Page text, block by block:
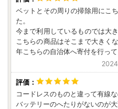
ベットとその周りの掃除用にこ
た。
今まで利用しているものでは大
こちらの商品はそこまで大きく
年こちらの自治体へ寄付を行って
コードレスのものと違って有線
バッテリーのへたりがないのが